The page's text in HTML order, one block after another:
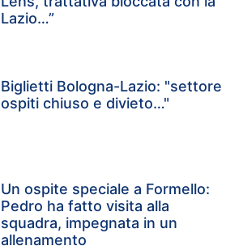
Lazio…”
Biglietti Bologna-Lazio: "settore
ospiti chiuso e divieto…"
Un ospite speciale a Formello:
Pedro ha fatto visita alla
squadra, impegnata in un
allenamento